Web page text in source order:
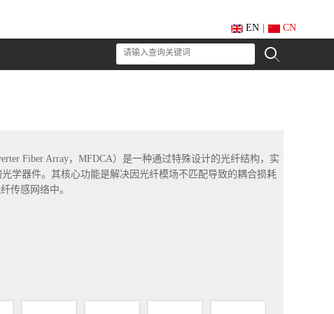
EN CN
Fiber Array，MFDCA）是一种通过特殊设计的光纤结构，实
学器件。其核心功能是解决因光纤模场不匹配导致的耦合损耗
传感网络中。